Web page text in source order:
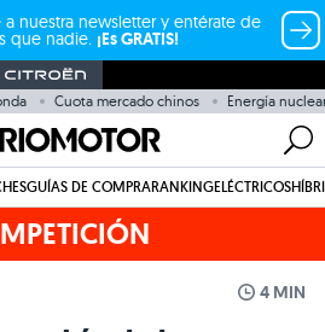
a nuestra newsletter y entérate de
que nadie. ¡Es GRATIS!
Cuota mercado chinos Energía
GUÍAS DE COMPRARANKINGELÉCTRICOS
4 MIN